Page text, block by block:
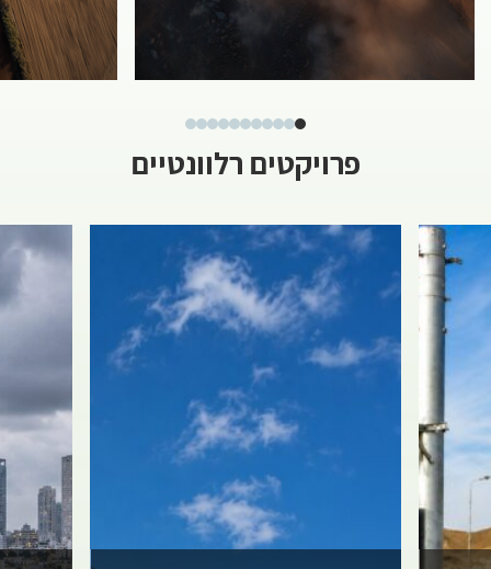
פרויקטים רלוונטיים